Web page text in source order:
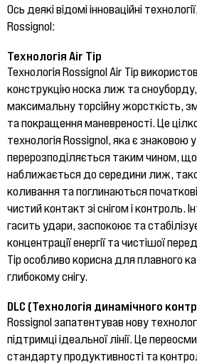
Ось деякі відомі інноваційні
Rossignol:
Технологія Air Tip
Технологія Rossignol Air Tip
конструкцію носка лиж та
максимальну торсійну жорсткість,
та покращення маневреності. Це
технологія Rossignol, яка є знаковою
перерозподіляється таким чином,
наближається до середини лиж,
коливання та поглинаються
чистий контакт зі снігом і контроль.
гасить удари, заспокоює та
концентрації енергії та чистішої
Tip особливо корисна для плавного
глибокому снігу.
DLC (Технологія динамічного
Rossignol запатентував нову
підтримці ідеальної лінії. Це
стандарту продуктивності та